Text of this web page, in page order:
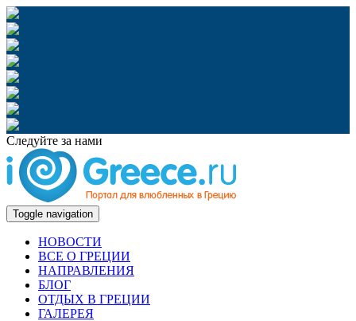
Следуйте за нами
Toggle navigation
НОВОСТИ
ВСЕ О ГРЕЦИИ
НАПРАВЛЕНИЯ
БЛОГ
ОТДЫХ В ГРЕЦИИ
ГАЛЕРЕЯ